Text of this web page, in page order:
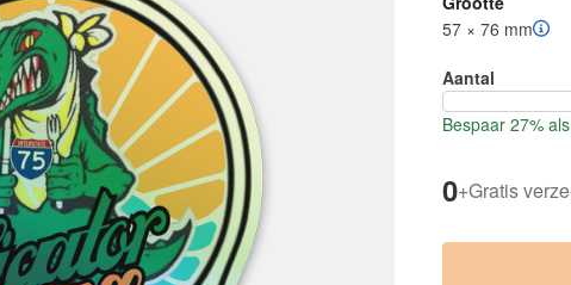
57 × 76 mm
Aantal
Bespaar 27%
0+Gratis